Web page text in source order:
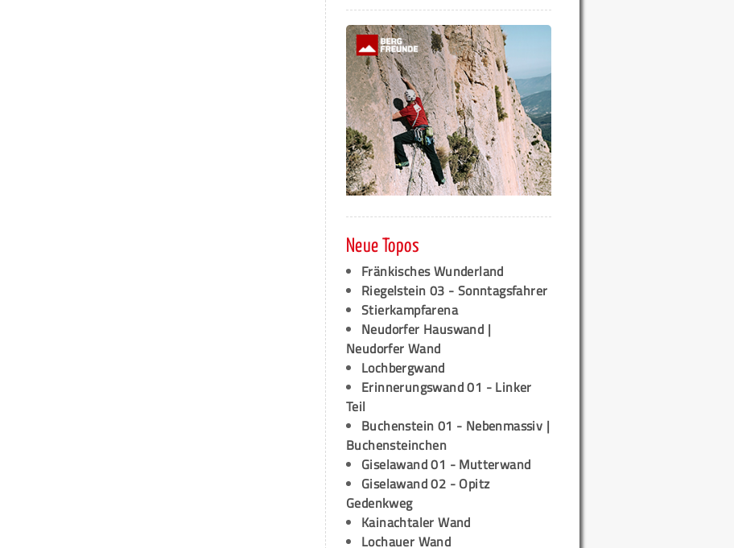
Neue Topos
Fränkisches Wunderland
Riegelstein 03 - Sonntagsfahrer
Stierkampfarena
Neudorfer Hauswand |
Neudorfer Wand
Lochbergwand
Erinnerungswand 01 - Linker
Teil
Buchenstein 01 - Nebenmassiv |
Buchensteinchen
Giselawand 01 - Mutterwand
Giselawand 02 - Opitz
Gedenkweg
Kainachtaler Wand
Lochauer Wand